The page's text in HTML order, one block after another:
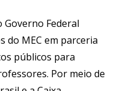
Governo Federal
do MEC em parceria
públicos para
Por meio de